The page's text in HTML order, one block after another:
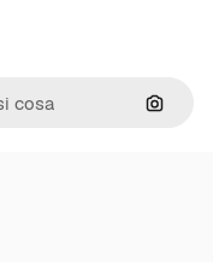
Cerca